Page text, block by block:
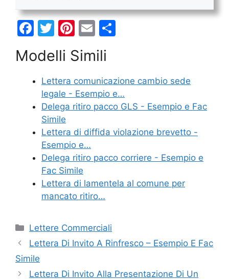
F
c
e
b
o
o
k
T
w
itt
er
Pi
nt
er
e
st
E
m
ai
l
di
vi
di
Modelli Simili
Lettera comunicazione cambio sede
legale - Esempio e…
Delega ritiro pacco GLS - Esempio e Fac
Simile
Lettera di diffida violazione brevetto -
Esempio e…
Delega ritiro pacco corriere - Esempio e
Fac Simile
Lettera di lamentela al comune per
mancato ritiro…
Categorie
Lettere Commerciali
Lettera Di Invito A Rinfresco – Esempio E Fac
Simile
Lettera Di Invito Alla Presentazione Di Un